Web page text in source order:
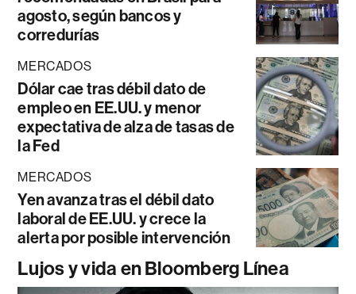
agosto, según bancos y
corredurías
MERCADOS
Dólar cae tras débil dato de
empleo en EE.UU. y menor
expectativa de alza de tasas de
la Fed
MERCADOS
Yen avanza tras el débil dato
laboral de EE.UU. y crece la
alerta por posible intervención
Lujos y vida en Bloomberg Línea